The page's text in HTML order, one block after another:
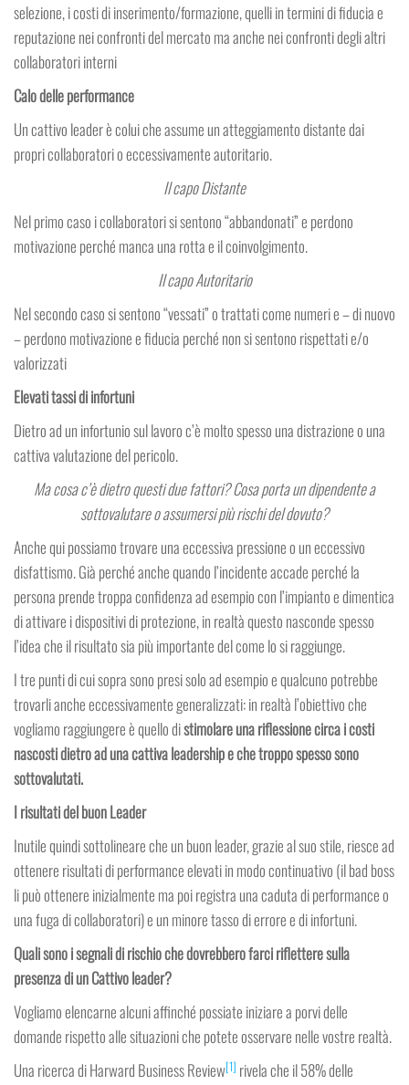
selezione, i costi di inserimento/formazione, quelli in termini di fiducia e
reputazione nei confronti del mercato ma anche nei confronti degli altri
collaboratori interni
Calo delle performance
Un cattivo leader è colui che assume un atteggiamento distante dai
propri collaboratori o eccessivamente autoritario.
Il capo Distante
Nel primo caso i collaboratori si sentono “abbandonati” e perdono
motivazione perché manca una rotta e il coinvolgimento.
Il capo Autoritario
Nel secondo caso si sentono “vessati” o trattati come numeri e – di nuovo
– perdono motivazione e fiducia perché non si sentono rispettati e/o
valorizzati
Elevati tassi di infortuni
Dietro ad un infortunio sul lavoro c’è molto spesso una distrazione o una
cattiva valutazione del pericolo.
Ma cosa c’è dietro questi due fattori? Cosa porta un dipendente a
sottovalutare o assumersi più rischi del dovuto?
Anche qui possiamo trovare una eccessiva pressione o un eccessivo
disfattismo. Già perché anche quando l’incidente accade perché la
persona prende troppa confidenza ad esempio con l’impianto e dimentica
di attivare i dispositivi di protezione, in realtà questo nasconde spesso
l’idea che il risultato sia più importante del come lo si raggiunge.
I tre punti di cui sopra sono presi solo ad esempio e qualcuno potrebbe
trovarli anche eccessivamente generalizzati: in realtà l’obiettivo che
vogliamo raggiungere è quello distimolare una riflessione circa i costi
nascosti dietro ad una cattiva leadership e che troppo spesso sono
sottovalutati.
I risultati del buon Leader
Inutile quindi sottolineare che un buon leader, grazie al suo stile, riesce ad
ottenere risultati di performance elevati in modo continuativo (il bad boss
li può ottenere inizialmente ma poi registra una caduta di performance o
una fuga di collaboratori) e un minore tasso di errore e di infortuni.
Quali sono i segnali di rischio che dovrebbero farci riflettere sulla
presenza di un Cattivo leader?
Vogliamo elencarne alcuni affinché possiate iniziare a porvi delle
domande rispetto alle situazioni che potete osservare nelle vostre realtà.
Una ricerca di Harward Business Review[1] rivela che il 58% delle